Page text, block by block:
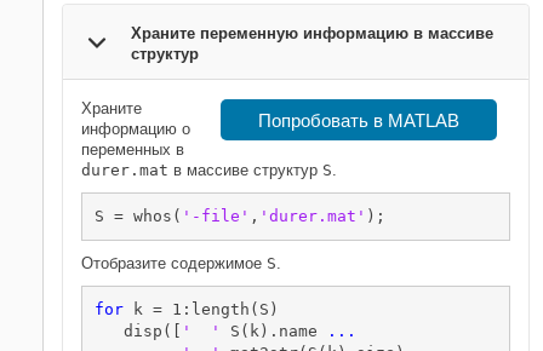
Храните переменную информацию в массиве
структур
Попробовать в MATLAB
Храните
информацию о
переменных в
durer.mat в массиве структур S.
S = whos( '-file' , 'durer.mat' );
Отобразите содержимое S.
for k = 1:length(S)
   disp([
'  ' S(k).name
...